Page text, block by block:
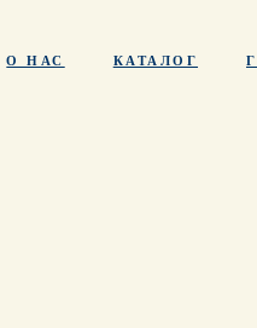
О НАС КАТАЛОГ